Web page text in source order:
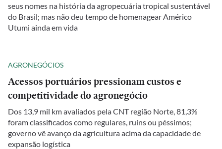
seus nomes na história da agropecuária tropical sustentável
do Brasil; mas não deu tempo de homenagear Américo
Utumi ainda em vida
AGRONEGÓCIOS
Acessos portuários pressionam custos e
competitividade do agronegócio
Dos 13,9 mil km avaliados pela CNT região Norte, 81,3%
foram classificados como regulares, ruins ou péssimos;
governo vê avanço da agricultura acima da capacidade de
expansão logística